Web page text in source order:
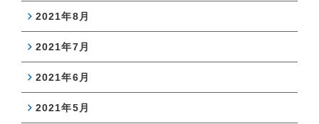
2021年8月
2021年7月
2021年6月
2021年5月